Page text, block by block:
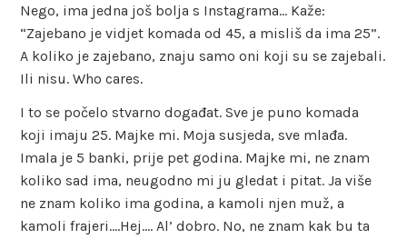
Nego, ima jedna još bolja s Instagrama… Kaže:
“Zajebano je vidjet komada od 45, a misliš da ima 25”.
A koliko je zajebano, znaju samo oni koji su se zajebali.
Ili nisu. Who cares.
I to se počelo stvarno događat. Sve je puno komada
koji imaju 25. Majke mi. Moja susjeda, sve mlađa.
Imala je 5 banki, prije pet godina. Majke mi, ne znam
koliko sad ima, neugodno mi ju gledat i pitat. Ja više
ne znam koliko ima godina, a kamoli njen muž, a
kamoli frajeri….Hej…. Al’ dobro. No, ne znam kak bu ta